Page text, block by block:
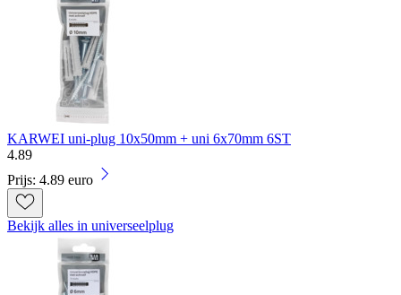
KARWEI uni-plug 10x50mm + uni 6x70mm 6ST
4.89
Prijs: 4.89 euro
Bekijk alles in universeelplug